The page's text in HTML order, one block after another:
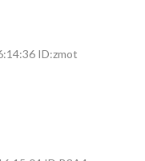
ID:zmot